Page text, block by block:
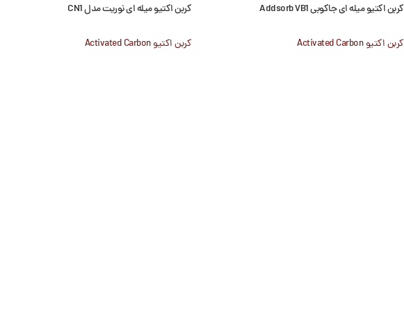
کربن اکتیو میله ای جاکوبی Addsorb VB1
کربن اکتیو Activated Carbon
کربن اکتیو میله ای نوریت مدل CN1
کربن اکتیو Activated Carbon